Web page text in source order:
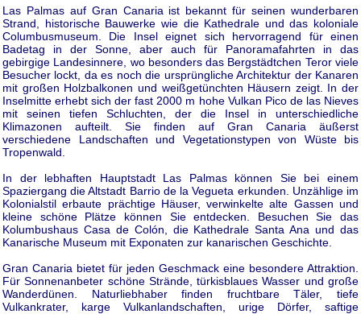
Las Palmas auf Gran Canaria ist bekannt für seinen wunderbaren
Strand, historische Bauwerke wie die Kathedrale und das koloniale
Columbusmuseum. Die Insel eignet sich hervorragend für einen
Badetag in der Sonne, aber auch für Panoramafahrten in das
gebirgige Landesinnere, wo besonders das Bergstädtchen Teror viele
Besucher lockt, da es noch die ursprüngliche Architektur der Kanaren
mit großen Holzbalkonen und weißgetünchten Häusern zeigt. In der
Inselmitte erhebt sich der fast 2000 m hohe Vulkan Pico de las Nieves
mit seinen tiefen Schluchten, der die Insel in unterschiedliche
Klimazonen aufteilt. Sie finden auf Gran Canaria äußerst
verschiedene Landschaften und Vegetationstypen von Wüste bis
Tropenwald.
In der lebhaften Hauptstadt Las Palmas können Sie bei einem
Spaziergang die Altstadt Barrio de la Vegueta erkunden. Unzählige im
Kolonialstil erbaute prächtige Häuser, verwinkelte alte Gassen und
kleine schöne Plätze können Sie entdecken. Besuchen Sie das
Kolumbushaus Casa de Colón, die Kathedrale Santa Ana und das
Kanarische Museum mit Exponaten zur kanarischen Geschichte.
Gran Canaria bietet für jeden Geschmack eine besondere Attraktion.
Für Sonnenanbeter schöne Strände, türkisblaues Wasser und große
Wanderdünen. Naturliebhaber finden fruchtbare Täler, tiefe
Vulkankrater, karge Vulkanlandschaften, urige Dörfer, saftige